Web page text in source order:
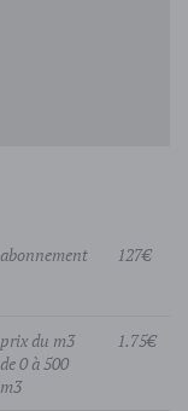
abonnement 127€
prix du m3
de 0 à 500
m3
1.75€